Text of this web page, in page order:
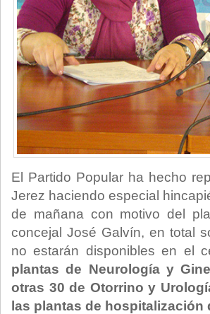
El Partido Popular ha hecho
Jerez haciendo especial
de mañana con motivo del
concejal José Galvín, en total
no estarán disponibles en el
plantas de Neurología y
otras 30 de Otorrino y
las plantas de hospitalización